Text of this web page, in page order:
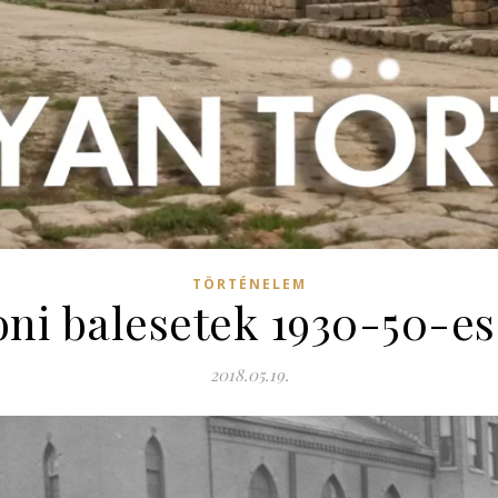
TÖRTÉNELEM
balesetek 1930-50-
2018.05.19.